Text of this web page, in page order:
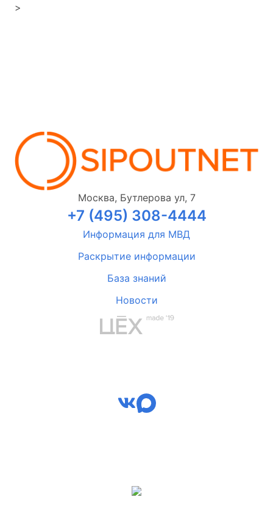
>
Москва, Бутлерова ул, 7
+7 (495) 308-4444
Информация для МВД
Раскрытие информации
База знаний
Новости